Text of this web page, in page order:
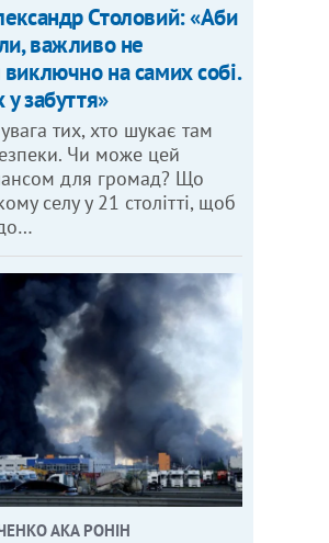
Столовий: «Аби
важливо не
на самих собі.
забуття»
тих, хто шукає там
Чи може цей
для громад? Що
селу у 21 столітті, щоб
АКА РОНІН